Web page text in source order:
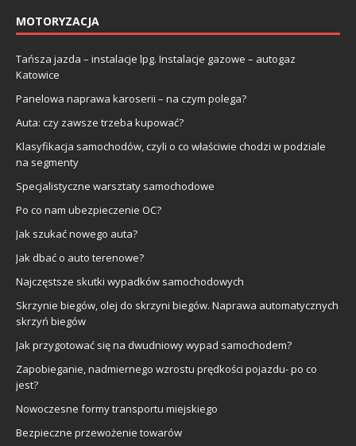
MOTORYZACJA
Tańsza jazda – instalacje lpg. Instalacje gazowe – autogaz
Katowice
Panelowa naprawa karoserii – na czym polega?
Auta: czy zawsze trzeba kupować?
Klasyfikacja samochodów, czyli o co właściwie chodzi w podziale
na segmenty
Specjalistyczne warsztaty samochodowe
Po co nam ubezpieczenie OC?
Jak szukać nowego auta?
Jak dbać o auto terenowe?
Najczęstsze skutki wypadków samochodowych
Skrzynie biegów, olej do skrzyni biegów. Naprawa automatycznych
skrzyń biegów
Jak przygotować się na dwudniowy wypad samochodem?
Zapobieganie, nadmiernego wzrostu prędkości pojazdu- po co
jest?
Nowoczesne formy transportu miejskiego
Bezpieczne przewożenie towarów